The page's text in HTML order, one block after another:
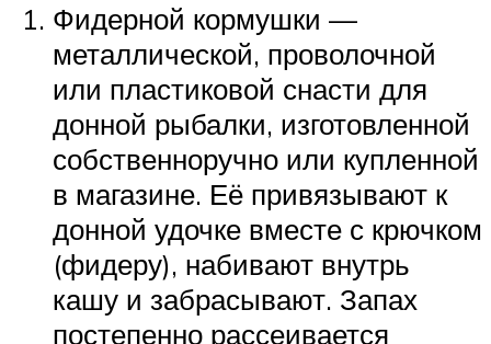
Фидерной кормушки —
металлической, проволочной
или пластиковой снасти для
донной рыбалки, изготовленной
собственноручно или купленной
в магазине. Её привязывают к
донной удочке вместе с крючком
(фидеру), набивают внутрь
кашу и забрасывают. Запах
постепенно рассеивается